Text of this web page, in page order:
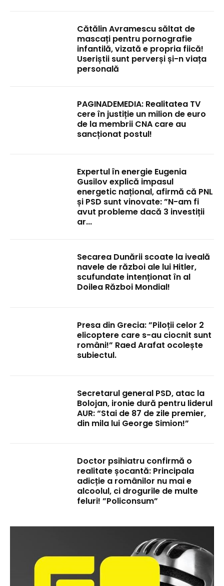
Cătălin Avramescu săltat de
mascați pentru pornografie
infantilă, vizată e propria fiică!
Useriștii sunt perverși și-n viața
personală
PAGINADEMEDIA: Realitatea TV
cere în justiție un milion de euro
de la membrii CNA care au
sancționat postul!
Expertul în energie Eugenia
Gusilov explică impasul
energetic național, afirmă că PNL
și PSD sunt vinovate: ”N-am fi
avut probleme dacă 3 investiții
ar...
Secarea Dunării scoate la iveală
navele de război ale lui Hitler,
scufundate intenționat în al
Doilea Război Mondial!
Presa din Grecia: ”Piloții celor 2
elicoptere care s-au ciocnit sunt
români!” Raed Arafat ocolește
subiectul.
Secretarul general PSD, atac la
Bolojan, ironie dură pentru liderul
AUR: “Stai de 87 de zile premier,
din mila lui George Simion!”
Doctor psihiatru confirmă o
realitate șocantă: Principala
adicție a românilor nu mai e
alcoolul, ci drogurile de multe
feluri! ”Policonsum”